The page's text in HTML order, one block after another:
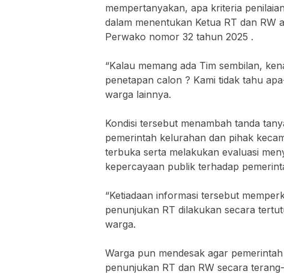
mempertanyakan, apa kriteria
dalam menentukan Ketua RT dan RW
Perwako nomor 32 tahun 2025 .
‎“Kalau memang ada Tim sembilan,
penetapan calon ? Kami tidak tahu
warga lainnya.
‎Kondisi tersebut menambah tanda
pemerintah kelurahan dan pihak
terbuka serta melakukan evaluasi
kepercayaan publik terhadap
‎“Ketiadaan informasi tersebut
penunjukan RT dilakukan secara
warga.
‎Warga pun mendesak agar
penunjukan RT dan RW secara